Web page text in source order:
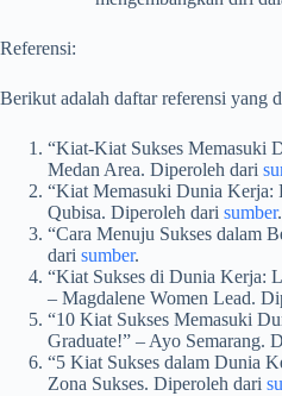
Referensi:
Berikut adalah daftar referensi yang
“Kiat-Kiat Sukses Memasuki
Medan Area. Diperoleh dari
“Kiat Memasuki Dunia Kerja:
Qubisa. Diperoleh dari sumber.
“Cara Menuju Sukses dalam
dari sumber.
“Kiat Sukses di Dunia Kerja:
– Magdalene Women Lead.
“10 Kiat Sukses Memasuki
Graduate!” – Ayo Semarang.
“5 Kiat Sukses dalam Dunia
Zona Sukses. Diperoleh dari